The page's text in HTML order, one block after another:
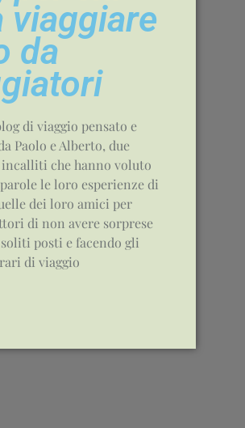
viaggiare
da
di viaggio pensato e
Paolo e Alberto, due
che hanno voluto
le loro esperienze di
dei loro amici per
di non avere sorprese
posti e facendo gli
di viaggio